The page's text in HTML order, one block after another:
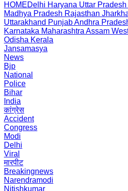
HOMEDelhi Haryana Uttar Pradesh
Madhya Pradesh Rajasthan
Uttarakhand PunjabAndhra
Karnataka Maharashtra Assam
Odisha Kerala
Jansamasya
News
Bjp
National
Police
Bihar
India
कांग्रेस
Accident
Congress
Modi
Delhi
Viral
मारपीट
Breakingnews
Narendramodi
Nitishkumar